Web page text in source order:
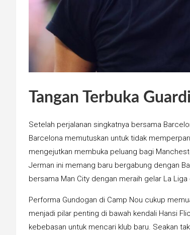
Tangan Terbuka
Setelah perjalanan singkatnya bersama
Barcelona memutuskan untuk tidak
mengejutkan membuka peluang bagi
Jerman ini memang baru bergabung dengan
bersama Man City dengan meraih gelar La Liga
Performa Gundogan di Camp Nou cukup
menjadi pilar penting di bawah kendali Hansi
kebebasan untuk mencari klub baru. Seakan